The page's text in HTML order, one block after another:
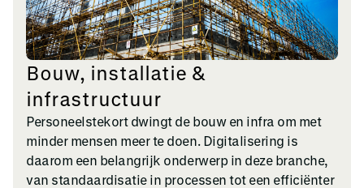
Bouw, installatie &
infrastructuur
Personeelstekort dwingt de bouw en infra om met
minder mensen meer te doen. Digitalisering is
daarom een belangrijk onderwerp in deze branche,
van standaardisatie in processen tot een efficiënter